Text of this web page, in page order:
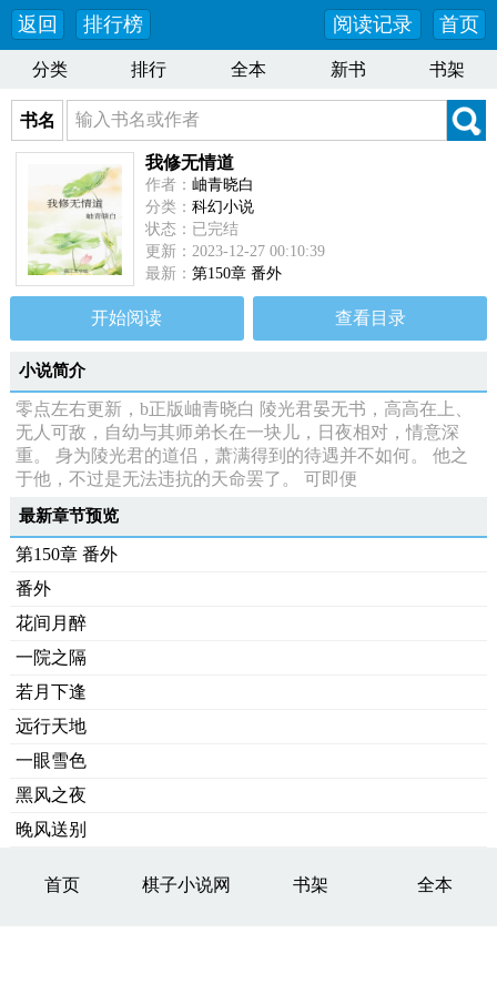
返回 排行榜 首页
阅读记录
分类 排行 全本 新书 书架
书名
我修无情道
作者： 岫青晓白
分类： 科幻小说
状态：已完结
更新：2023-12-27 00:10:39
最新： 第150章 番外
开始阅读 查看目录
小说简介
零点左右更新，b正版岫青晓白 陵光君晏无书，高高在上、
无人可敌，自幼与其师弟长在一块儿，日夜相对，情意深
重。 身为陵光君的道侣，萧满得到的待遇并不如何。 他之
于他，不过是无法违抗的天命罢了。 可即便
最新章节预览
第150章 番外
番外
花间月醉
一院之隔
若月下逢
远行天地
一眼雪色
黑风之夜
晚风送别
首页 棋子小说网 书架 全本